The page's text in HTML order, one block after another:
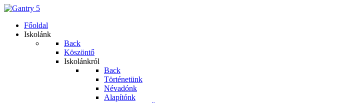
Főoldal
Iskolánk
Back
Köszöntő
Iskolánkról
Back
Történetünk
Névadónk
Alapítónk